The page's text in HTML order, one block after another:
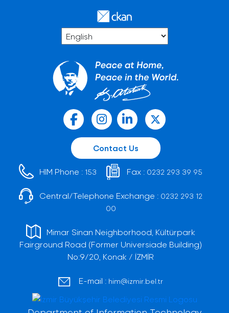
Contact Us
HIM Phone : 153 Fax : 0232 293 39 95
Central/Telephone Exchange : 0232 293 12
00
Mimar Sinan Neighborhood, Kültürpark
Fairground Road (Former Universiade Building)
No:9/20, Konak / İZMİR
E-mail : him@izmir.bel.tr